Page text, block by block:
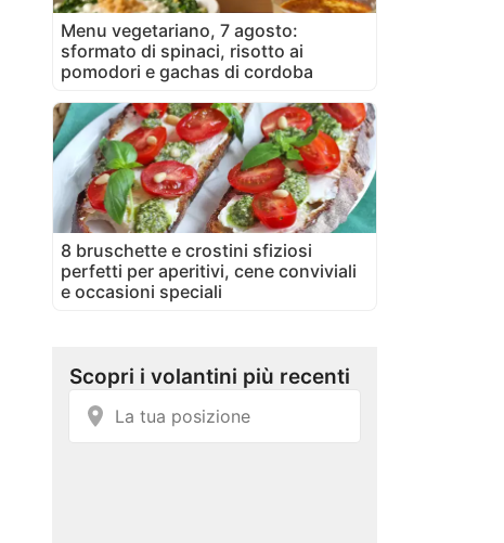
Menu vegetariano, 7 agosto:
sformato di spinaci, risotto ai
pomodori e gachas di cordoba
8 bruschette e crostini sfiziosi
perfetti per aperitivi, cene conviviali
e occasioni speciali